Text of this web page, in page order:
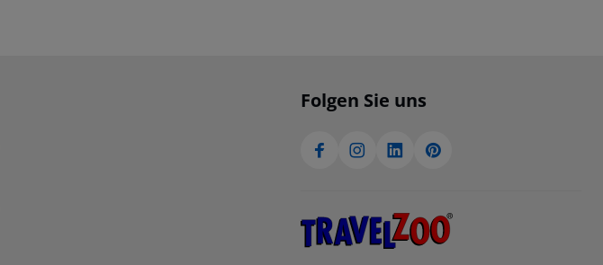
Folgen Sie uns